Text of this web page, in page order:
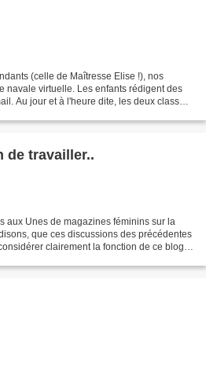
(celle de Maîtresse Elise !), nos
navale virtuelle. Les enfants rédigent des
Au jour et à l'heure dite, les deux classes
de travailler..
aux Unes de magazines féminins sur la
que ces discussions des précédentes
clairement la fonction de ce blog.